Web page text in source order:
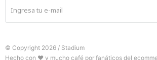
© Copyright 2026 / Stadium